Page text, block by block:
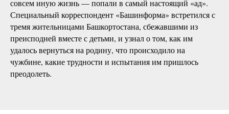
совсем иную жизнь — попали в самый настоящий «ад».
Специальный корреспондент «Башинформа» встретился с
тремя жительницами Башкортостана, сбежавшими из
преисподней вместе с детьми, и узнал о том, как им
удалось вернуться на родину, что происходило на
чужбине, какие трудности и испытания им пришлось
преодолеть.